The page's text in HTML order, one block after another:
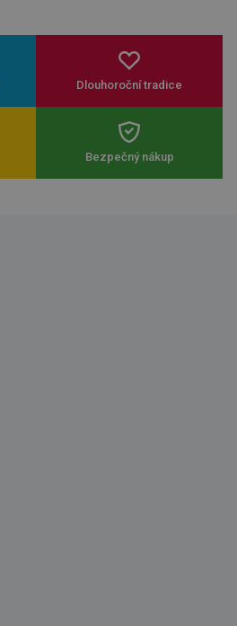
Dlouhoroční tradice
Bezpečný nákup